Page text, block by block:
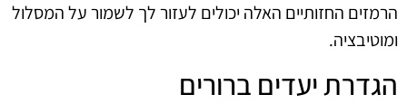
הרמזים החזותיים האלה יכולים לעזור לך לשמור על המסלול
ומוטיבציה.
הגדרת יעדים ברורים